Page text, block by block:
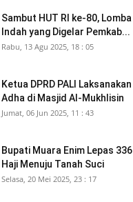
Sambut HUT RI ke-80,
Indah yang Digelar Pemkab...
Rabu, 13 Agu 2025, 18 : 05
Ketua DPRD PALI
Adha di Masjid Al-Mukhlisin
Jumat, 06 Jun 2025, 11 : 43
Bupati Muara Enim Lepas
Haji Menuju Tanah Suci
Selasa, 20 Mei 2025, 23 : 17